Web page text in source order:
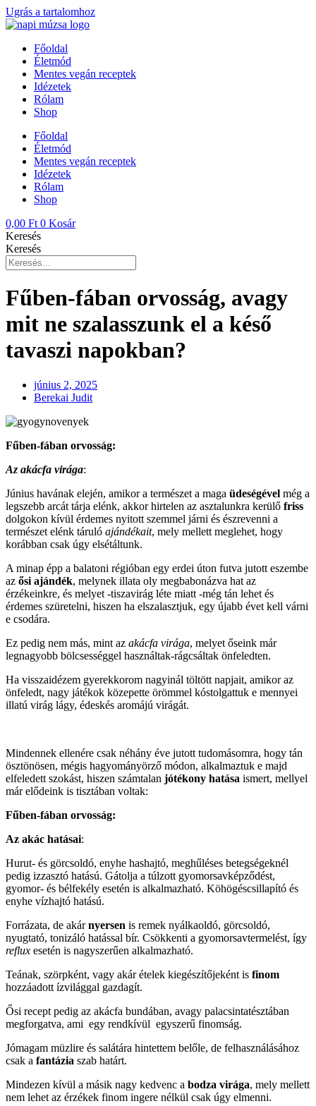
Ugrás a tartalomhoz
Főoldal
Életmód
Mentes vegán receptek
Idézetek
Rólam
Shop
Főoldal
Életmód
Mentes vegán receptek
Idézetek
Rólam
Shop
0,00 Ft 0 Kosár
Keresés
Keresés
Fűben-fában orvosság, avagy
mit ne szalasszunk el a késő
tavaszi napokban?
június 2, 2025
Berekai Judit
Fűben-fában orvosság:
Az akácfa virága:
Június havának elején, amikor a természet a maga üdeségével még a
legszebb arcát tárja elénk, akkor hirtelen az asztalunkra kerülő friss
dolgokon kívül érdemes nyitott szemmel járni és észrevenni a
természet elénk táruló ajándékait, mely mellett meglehet, hogy
korábban csak úgy elsétáltunk.
A minap épp a balatoni régióban egy erdei úton futva jutott eszembe
az ősi ajándék, melynek illata oly megbabonázva hat az
érzékeinkre, és melyet -tiszavirág léte miatt -még tán lehet és
érdemes szüretelni, hiszen ha elszalasztjuk, egy újabb évet kell várni
e csodára.
Ez pedig nem más, mint az akácfa virága, melyet őseink már
legnagyobb bölcsességgel használtak-rágcsáltak önfeledten.
Ha visszaidézem gyerekkorom nagyinál töltött napjait, amikor az
önfeledt, nagy játékok közepette örömmel kóstolgattuk e mennyei
illatú virág lágy, édeskés aromájú virágát.
Mindennek ellenére csak néhány éve jutott tudomásomra, hogy tán
ösztönösen, mégis hagyományörző módon, alkalmaztuk e majd
elfeledett szokást, hiszen számtalan jótékony hatása ismert, mellyel
már elődeink is tisztában voltak:
Fűben-fában orvosság:
Az akác hatásai:
Hurut- és görcsoldó, enyhe hashajtó, meghűléses betegségeknél
pedig izzasztó hatású. Gátolja a túlzott gyomorsavképződést,
gyomor- és bélfekély esetén is alkalmazható. Köhögéscsillapító és
enyhe vízhajtó hatású.
Forrázata, de akárnyersen is remek nyálkaoldó, görcsoldó,
nyugtató, tonizáló hatással bír. Csökkenti a gyomorsavtermelést, így
reflux esetén is nagyszerűen alkalmazható.
Teának, szörpként, vagy akár ételek kiegészítőjeként is finom
hozzáadott ízvilággal gazdagít.
Ősi recept pedig az akácfa bundában, avagy palacsintatésztában
megforgatva, ami egy rendkívül egyszerű finomság.
Jómagam müzlire és salátára hintettem belőle, de felhasználásához
csak a fantázia szab határt.
Mindezen kívül a másik nagy kedvenc a bodza virága, mely mellett
nem lehet az érzékek finom ingere nélkül csak úgy elmenni.